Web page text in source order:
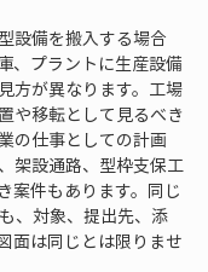
設備を搬入する場合
、プラントに生産設備
方が異なります。工場
や移転として見るべき
の仕事としての計画
架設通路、型枠支保工
案件もあります。同じ
、対象、提出先、添
面は同じとは限りませ